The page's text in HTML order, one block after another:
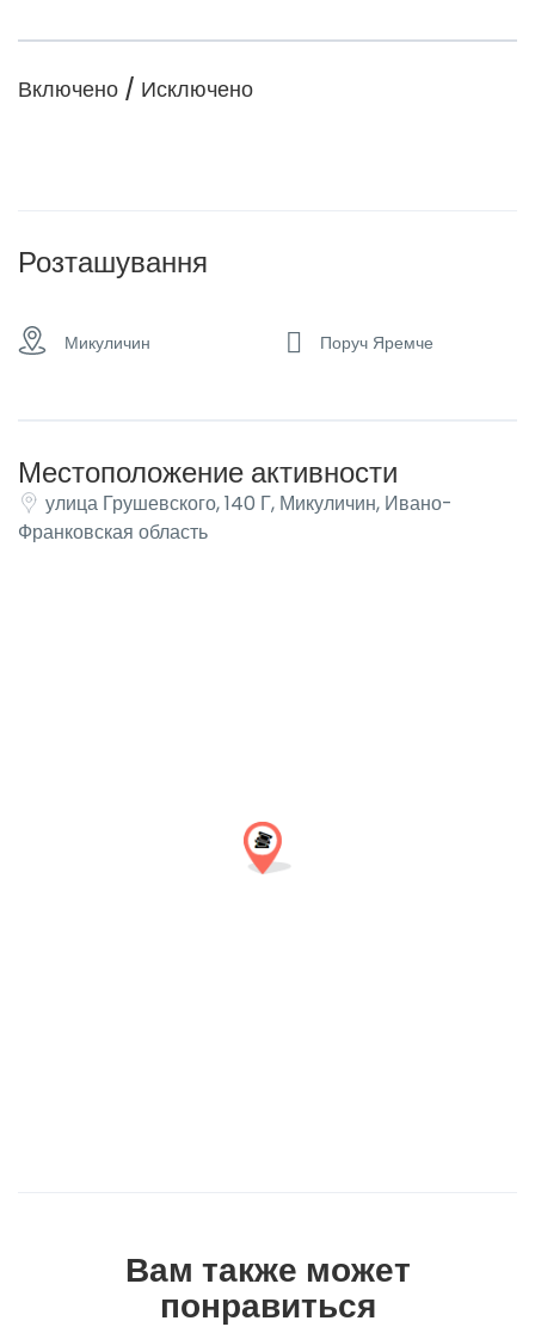
Включено / Исключено
Розташування
Микуличин Поруч Яремче
Местоположение активности
улица Грушевского, 140 Г, Микуличин, Ивано-
Франковская область
Вам также может
понравиться